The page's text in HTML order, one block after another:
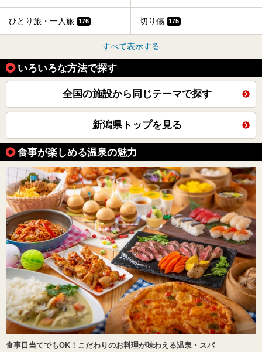
ひとり旅・一人旅 176 切り傷 175
すべて表示する
いろいろな方法で探す
全国の施設から同じテーマで探す
新潟県トップを見る
食事が楽しめる温泉の魅力
食事目当てでもOK！こだわりのお料理が味わえる温泉・スパ